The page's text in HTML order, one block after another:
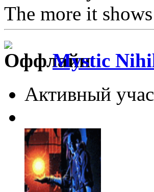
The more it
Mystic
Активный